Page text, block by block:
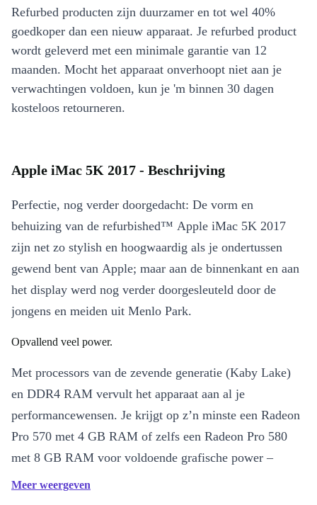
Refurbed producten zijn duurzamer en tot wel 40%
goedkoper dan een nieuw apparaat. Je refurbed product
wordt geleverd met een minimale garantie van 12
maanden. Mocht het apparaat onverhoopt niet aan je
verwachtingen voldoen, kun je 'm binnen 30 dagen
kosteloos retourneren.
Apple iMac 5K 2017 - Beschrijving
Perfectie, nog verder doorgedacht: De vorm en
behuizing van de refurbished™ Apple iMac 5K 2017
zijn net zo stylish en hoogwaardig als je ondertussen
gewend bent van Apple; maar aan de binnenkant en aan
het display werd nog verder doorgesleuteld door de
jongens en meiden uit Menlo Park.
Opvallend veel power.
Met processors van de zevende generatie (Kaby Lake)
en DDR4 RAM vervult het apparaat aan al je
performancewensen. Je krijgt op z’n minste een Radeon
Pro 570 met 4 GB RAM of zelfs een Radeon Pro 580
met 8 GB RAM voor voldoende grafische power –
volgens Apple is het model minstens 1,5 keer zo snel als
Meer weergeven